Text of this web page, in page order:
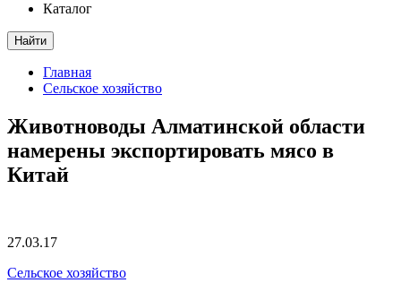
Каталог
Найти
Главная
Сельское хозяйство
Животноводы Алматинской области
намерены экспортировать мясо в
Китай
27.03.17
Сельское хозяйство